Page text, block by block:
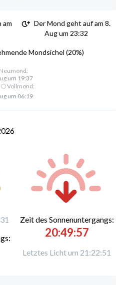
am
Der Mond geht auf am 8.
Aug um 23:32
Mondsichel (20%)
um 19:37
🌕 Vollmond:
um 06:19
Zeit des Sonnenuntergangs:
20:49:57
Letztes Licht um 21:22:51